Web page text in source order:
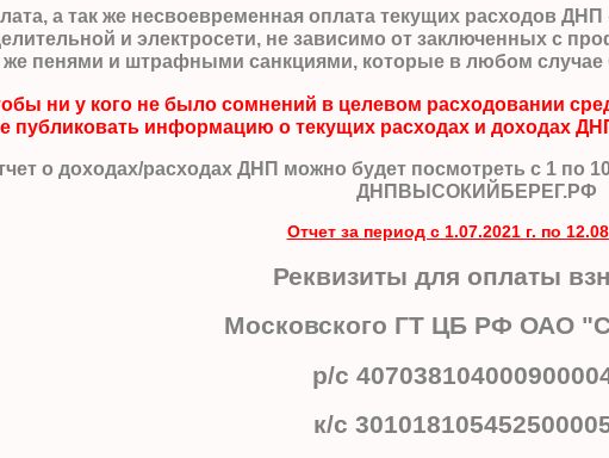
а так же несвоевременная оплата текущих расходов
и электросети, не зависимо от заключенных с
же пенями и штрафными санкциями, которые в любом случае
ни у кого не было сомнений в целевом расходовании
публиковать информацию о текущих расходах и доходах
о доходах/расходах ДНП можно будет посмотреть с 1 по
ДНПВЫСОКИЙБЕРЕГ.РФ
Отчет за период с 1.07.2021 г. по
Реквизиты для оплаты
Московского ГТ ЦБ РФ ОАО
р/с
к/с